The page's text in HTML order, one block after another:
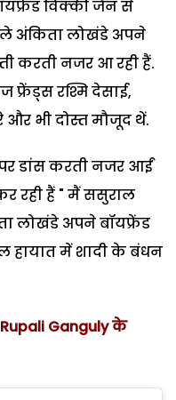
विक्की जैन से
अंकिता लोखंडे अपने
करती नजर आ रही हैं.
फ्रेंड्स रश्मि देसाई,
भी दोस्त मौजूद थें.
डांस करती नजर आईं
रही हैं " मैं ससुराल
लोखंडे अपने बॉयफ्रेंड
हायात में शादी के बंधन
Ganguly के